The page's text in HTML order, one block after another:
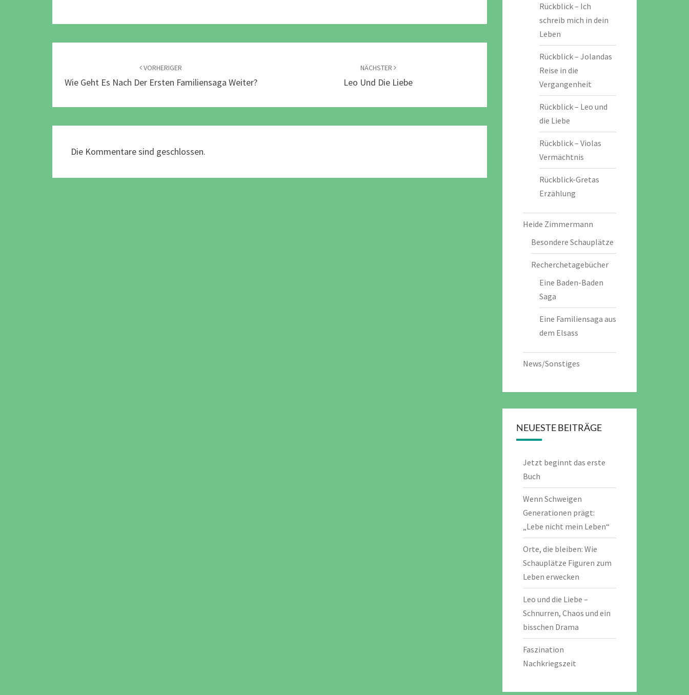
VORHERIGER
Wie Geht Es Nach Der Ersten Familiensaga Weiter?
NÄCHSTER
Leo Und Die Liebe
Die Kommentare sind geschlossen.
Rückblick – Ich
schreib mich in dein
Leben
Rückblick – Jolandas
Reise in die
Vergangenheit
Rückblick – Leo und
die Liebe
Rückblick – Violas
Vermächtnis
Rückblick-Gretas
Erzählung
Heide Zimmermann
Besondere Schauplätze
Recherchetagebücher
Eine Baden-Baden
Saga
Eine Familiensaga aus
dem Elsass
News/Sonstiges
NEUESTE BEITRÄGE
Jetzt beginnt das erste
Buch
Wenn Schweigen
Generationen prägt:
„Lebe nicht mein Leben“
Orte, die bleiben: Wie
Schauplätze Figuren zum
Leben erwecken
Leo und die Liebe –
Schnurren, Chaos und ein
bisschen Drama
Faszination
Nachkriegszeit